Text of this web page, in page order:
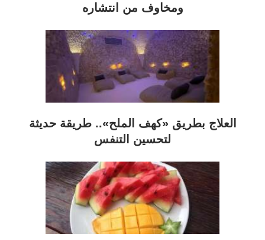
ومخاوف من انتشاره
العلاج بطريق «كهف الملح».. طريقة حديثة
لتحسين التنفس